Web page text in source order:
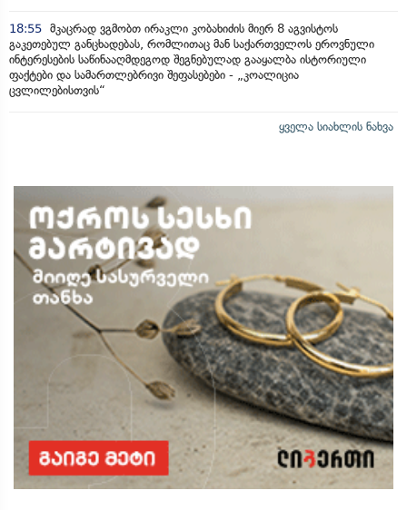
18:55 მკაცრად ვგმობთ ირაკლი კობახიძის მიერ 8 აგვისტოს
გაკეთებულ განცხადებას, რომლითაც მან საქართველოს ეროვნული
ინტერესების საწინააღმდეგოდ შეგნებულად გააყალბა ისტორიული
ფაქტები და სამართლებრივი შეფასებები - „კოალიცია
ცვლილებისთვის“
ყველა სიახლის ნახვა